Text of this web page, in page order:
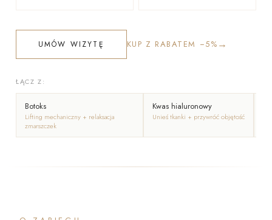
UMÓW WIZYTĘ KUP Z RABATEM −5% →
ŁĄCZ Z:
Botoks
Lifting mechaniczny + relaksacja
zmarszczek
Kwas hialuronowy
Unieś tkanki + przywróć objętość